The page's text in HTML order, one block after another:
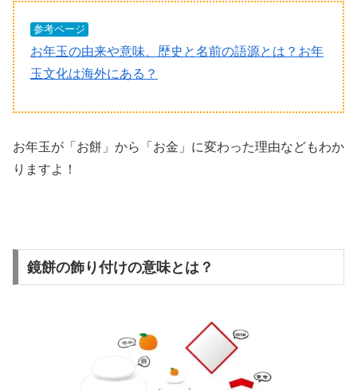
参考ページ
お年玉の由来や意味、歴史と名前の語源とは？お年
玉文化は海外にある？
お年玉が「お餅」から「お金」に変わった理由などもわか
りますよ！
鏡餅の飾り付けの意味とは？